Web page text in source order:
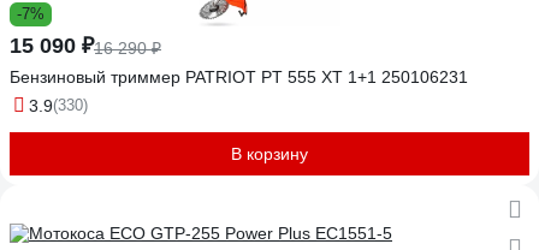
-7%
15 090 ₽16 290 ₽
Бензиновый триммер PATRIOT PT 555 XT 1+1 250106231
3.9(330)
В корзину